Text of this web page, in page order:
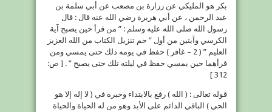
بكر هو المليكي عن زرارة بن مصعب عن أبي سلمة بن
عبد الرحمن ، عن أبي هريرة رضي الله عنه قال : قال
رسول الله صلى الله عليه وسلم : ” من قرأ حين يصبح آية
الكرسي وآيتين من أول ” حم تنزيل الكتاب من الله العزيز
العليم ” ( 2 – غافر ) حفظ في يومه ذلك حتى يمسي ومن
قرأهما حين يمسي حفظ في ليلته تلك حتى يصبح ” . [ ص:
312 ]
قوله تعالى : ( الله ) رفع بالابتداء وخبره في ( لا إله إلا هو
الحي ) الباقي الدائم على الأبد وهو من له الحياة والحياة